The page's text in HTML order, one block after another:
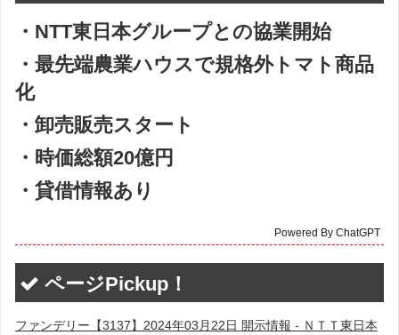
・NTT東日本グループとの協業開始
・最先端農業ハウスで規格外トマト商品
化
・卸売販売スタート
・時価総額20億円
・貸借情報あり
Powered By ChatGPT
ページPickup！
ファンデリー【3137】2024年03月22日 開示情報 - ＮＴＴ東日本